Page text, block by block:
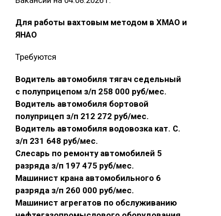
Для работы вахтовым методом в ХМАО и
ЯНАО
Требуются
Водитель автомобиля тягач седельный
с полуприцепом з/п 258 000 руб/мес.
Водитель автомобиля бортовой
полуприцеп з/п 212 272 руб/мес.
Водитель автомобиля водовозка кат. С.
з/п 231 648 руб/мес.
Слесарь по ремонту автомобилей 5
разряда з/п 197 475 руб/мес.
Машинист крана автомобильного 6
разряда з/п 260 000 руб/мес.
Машинист агрегатов по обслуживанию